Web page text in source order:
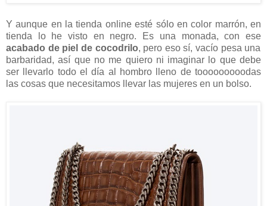
Y aunque en la tienda online esté sólo en color marrón, en
tienda lo he visto en negro. Es una monada, con ese
acabado de piel de cocodrilo, pero eso sí, vacío pesa una
barbaridad, así que no me quiero ni imaginar lo que debe
ser llevarlo todo el día al hombro lleno de tooooooooodas
las cosas que necesitamos llevar las mujeres en un bolso.